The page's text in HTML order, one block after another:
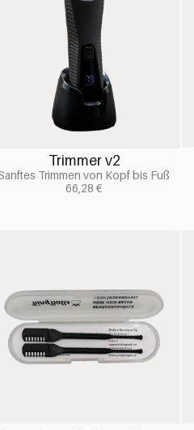
Trimmer v2
Trimmen von Kopf bis Fuß
66,28 €